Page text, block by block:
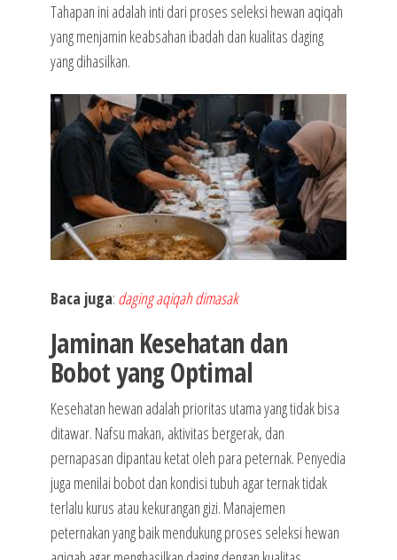
Tahapan ini adalah inti dari proses seleksi hewan aqiqah
yang menjamin keabsahan ibadah dan kualitas daging
yang dihasilkan.
Baca juga: daging aqiqah dimasak
Jaminan Kesehatan dan
Bobot yang Optimal
Kesehatan hewan adalah prioritas utama yang tidak bisa
ditawar. Nafsu makan, aktivitas bergerak, dan
pernapasan dipantau ketat oleh para peternak. Penyedia
juga menilai bobot dan kondisi tubuh agar ternak tidak
terlalu kurus atau kekurangan gizi. Manajemen
peternakan yang baik mendukung proses seleksi hewan